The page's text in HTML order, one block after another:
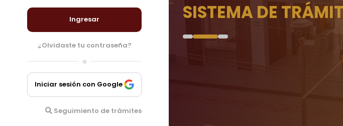
Ingresar
¿Olvidaste tu contraseña?
o
Iniciar sesión con Google
Seguimiento de trámites
SISTEMA DE